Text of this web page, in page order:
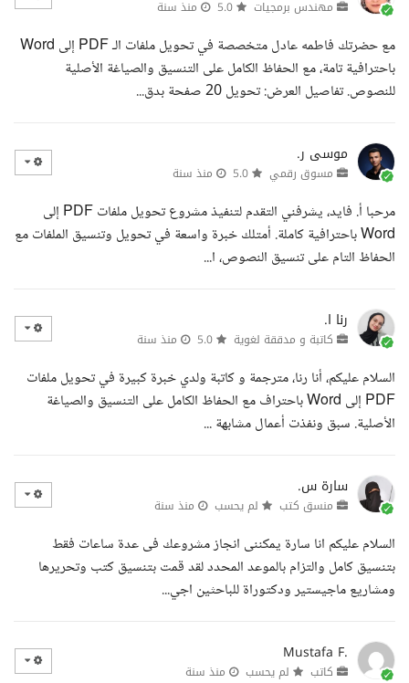
مهندس برمجيات منذ سنة
مع حضرتك فاطمه عادل متخصصة في تحويل ملفات الـ PDF إلى Word
باحترافية تامة، مع الحفاظ الكامل على التنسيق والصياغة الأصلية
للنصوص. تفاصيل العرض: تحويل 20 صفحة بدق...
موسى ر.
مسوق رقمي منذ سنة
مرحبا أ. فايد، يشرفني التقدم لتنفيذ مشروع تحويل ملفات PDF إلى
Word باحترافية كاملة. أمتلك خبرة واسعة في تحويل وتنسيق الملفات مع
الحفاظ التام على تنسيق النصوص، ا...
رنا ا.
كاتبة و مدققة لغوية منذ سنة
السلام عليكم، أنا رنا، مترجمة و كاتبة ولدي خبرة كبيرة في تحويل ملفات
PDF إلى Word باحتراف مع الحفاظ الكامل على التنسيق والصياغة
الأصلية. سبق ونفذت أعمال مشابهة ...
سارة س.
منسق كتب لم يحسب منذ سنة
السلام عليكم انا سارة يمكننى انجاز مشروعك فى عدة ساعات فقط
بتنسيق كامل والتزام بالموعد المحدد لقد قمت بتنسيق كتب وتحريرها
ومشاريع ماجيستير ودكتوراة للباحثين اجي...
Mustafa F.
كاتب لم يحسب منذ سنة